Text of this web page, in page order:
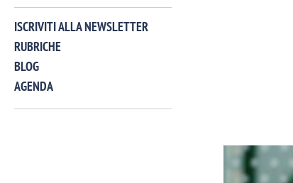
ISCRIVITI ALLA NEWSLETTER
RUBRICHE
BLOG
AGENDA